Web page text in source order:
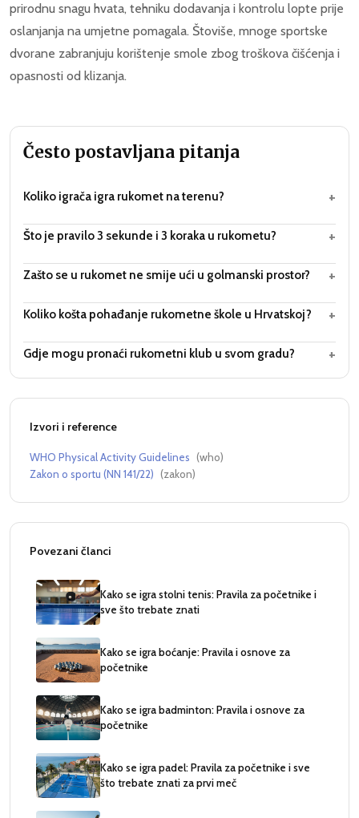
prirodnu snagu hvata, tehniku dodavanja i kontrolu lopte prije
oslanjanja na umjetne pomagala. Štoviše, mnoge sportske
dvorane zabranjuju korištenje smole zbog troškova čišćenja i
opasnosti od klizanja.
Često postavljana pitanja
Koliko igrača igra rukomet na terenu? +
Što je pravilo 3 sekunde i 3 koraka u rukometu? +
Zašto se u rukomet ne smije ući u golmanski prostor? +
Koliko košta pohađanje rukometne škole u Hrvatskoj? +
Gdje mogu pronaći rukometni klub u svom gradu? +
Izvori i reference
WHO Physical Activity Guidelines (who)
Zakon o sportu (NN 141/22) (zakon)
Povezani članci
Kako se igra stolni tenis: Pravila za početnike i
sve što trebate znati
Kako se igra boćanje: Pravila i osnove za
početnike
Kako se igra badminton: Pravila i osnove za
početnike
Kako se igra padel: Pravila za početnike i sve
što trebate znati za prvi meč